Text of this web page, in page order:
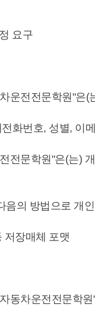
요구
운전전문학원"은
화번호, 성별, 이
전문학원"은(는)
의 방법으로 개
저장매체 포맷
동차운전전문학